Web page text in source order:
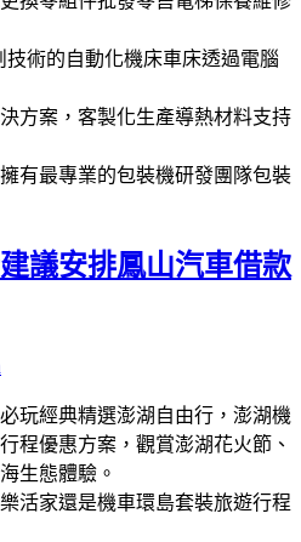
術的自動化機床車床透過電腦
方案，客製化生產導熱材料支持
有最專業的包裝機研發團隊包裝
議安排鳳山汽車借款
玩經典精選澎湖自由行，澎湖機
程優惠方案，觀賞澎湖花火節、
生態體驗。
活家還是機車環島套裝旅遊行程